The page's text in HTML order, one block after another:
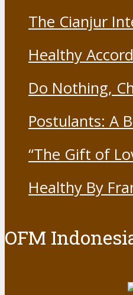
The Cianjur
19 Vaccine
Healthy
Do Nothing,
Postulants: A
“The Gift of
Healthy By
OFM